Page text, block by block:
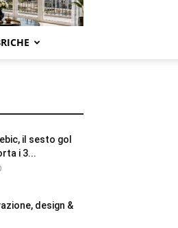
il sesto gol
i 3...
design &